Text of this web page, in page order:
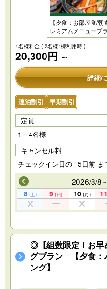
【夕食：お部屋食/
レミアムメニュープ
1名様料金( 2名様1棟利用時 )
20,300円 ～
詳細/
連泊割引 早期割引
定員
1～4名様
キャンセル料
チェックイン日の 15日前 ま
2026/8/8
8 (土) 9 (日) 10 (月) 11
◎【組数限定！お
グプラン 【夕食：
ング】